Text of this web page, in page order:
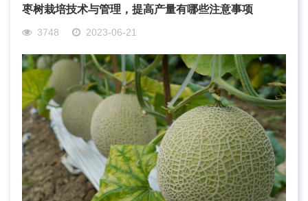
枣树栽培技术与管理，提高产量有哪些注意事项
3748 2023-06-21